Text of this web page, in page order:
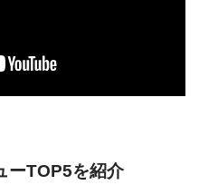
ーTOP5を紹介